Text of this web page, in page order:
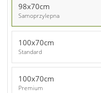
98x70cm
Samoprzylepna
100x70cm
Standard
100x70cm
Premium